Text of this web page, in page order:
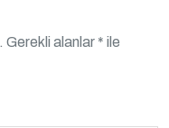
Gerekli alanlar * ile